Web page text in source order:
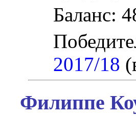
Баланс:
2017/18
Филиппе